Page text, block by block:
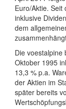
Euro/Aktie.
inklusive
dem
Die voestalpine
Oktober 1995
13,3 % p.a.
der Aktien im
später bereits